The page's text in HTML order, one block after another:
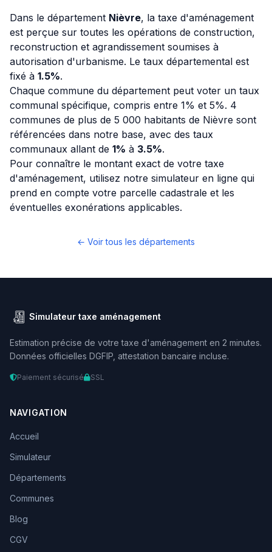
Dans le département Nièvre, la taxe d'aménagement
est perçue sur toutes les opérations de construction,
reconstruction et agrandissement soumises à
autorisation d'urbanisme. Le taux départemental est
fixé à 1.5%.
Chaque commune du département peut voter un taux
communal spécifique, compris entre 1% et 5%. 4
communes de plus de 5 000 habitants de Nièvre sont
référencées dans notre base, avec des taux
communaux allant de 1% à 3.5%.
Pour connaître le montant exact de votre taxe
d'aménagement, utilisez notre simulateur en ligne qui
prend en compte votre parcelle cadastrale et les
éventuelles exonérations applicables.
← Voir tous les départements
Simulateur taxe aménagement
Estimation précise de votre taxe d'aménagement en 2 minutes.
Données officielles DGFIP, attestation bancaire incluse.
Paiement sécurisé SSL
NAVIGATION
Accueil
Simulateur
Départements
Communes
Blog
CGV